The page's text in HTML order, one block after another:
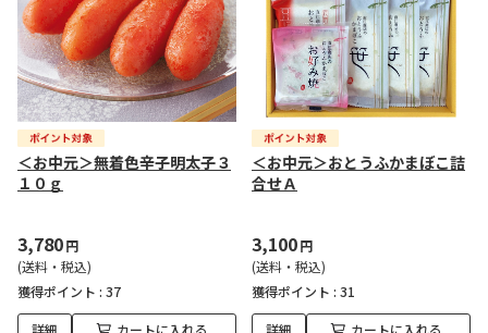
＜お中元＞無着色辛子明太子３
１０ｇ
3,780円
(送料・税込)
獲得ポイント : 37
詳細 カートに入れる
＜お中元＞おとうふかまぼこ詰
合せＡ
3,100円
(送料・税込)
獲得ポイント : 31
詳細 カートに入れる